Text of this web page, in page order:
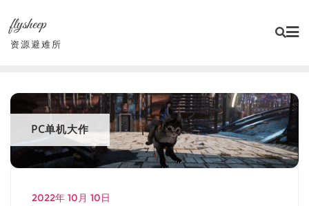
content
flysheep
资源避难所
PC单机大作
2022年 10月 10日